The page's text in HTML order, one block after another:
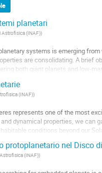
planetari
Astrofisica (INAF))
systems is emerging
are consolidating. A brief
both giant planets and low-
(INAF))
represents one of the most
dynamical properties, we can
conditions beyond our
is currently employed to...
protoplanetario nel Disco
(INAF))